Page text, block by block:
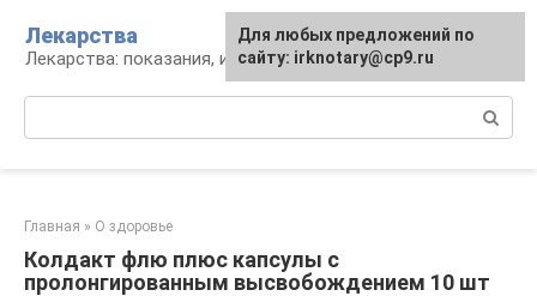
контенту
Лекарства
Лекарства: показания, инструкция, аналоги
Главная » О здоровье
Колдакт флю плюс капсулы с
пролонгированным высвобождением 10 шт
Для любых предложений по
сайту: irknotary@cp9.ru